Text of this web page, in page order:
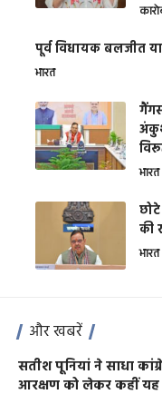
पूर्व विधायक बलजीत
भारत
भारत
की
भारत
और खबरें
सतीश पूनियां ने साधा
आरक्षण को लेकर कहीं यह